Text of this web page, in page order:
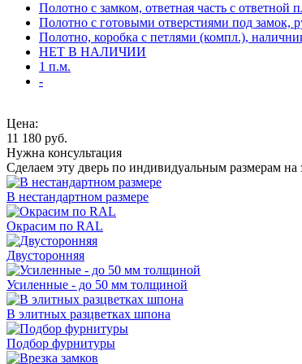
Полотно с замком, ответная часть с
Полотно с готовыми отверстиями под замок,
Полотно, коробка с петлями (компл.),
НЕТ В НАЛИЧИИ
1 п.м.
-
Цена:
11 180 руб.
Нужна консультация
Сделаем эту дверь по индивидуальным размерам на
В нестандартном размере
Окрасим по RAL
Двусторонняя
Усиленные - до 50 мм толщиной
В элитных разцветках шпона
Подбор фурнитуры